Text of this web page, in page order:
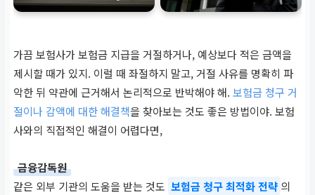
가끔 보험사가 보험금 지급을 거절하거나, 예상보다 적은 금액을
제시할 때가 있지. 이럴 때 좌절하지 말고, 거절 사유를 명확히 파
악한 뒤 약관에 근거해서 논리적으로 반박해야 해. 보험금 청구 거
절이나 감액에 대한 해결책을 찾아보는 것도 좋은 방법이야. 보험
사와의 직접적인 해결이 어렵다면,
금융감독원
같은 외부 기관의 도움을 받는 것도 보험금 청구 최적화 전략 의